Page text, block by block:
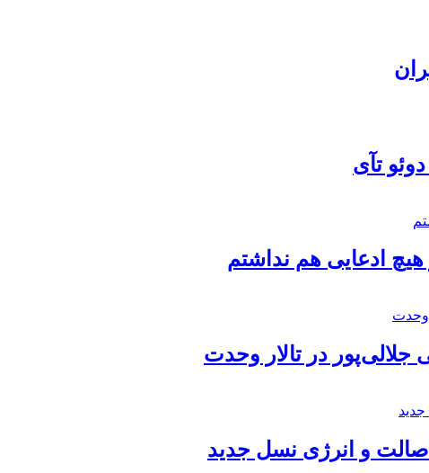
تآی
ادعایی هم نداشتم
در تالار وحدت
و انرژی نسل جدید